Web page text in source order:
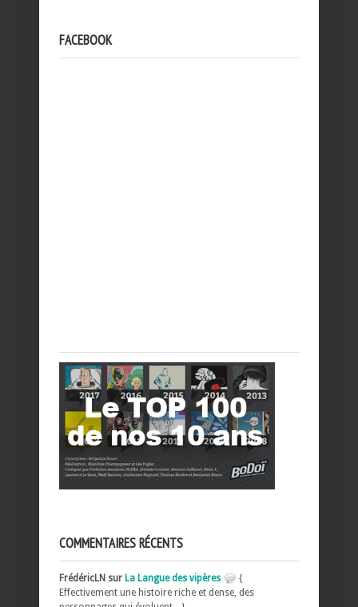
FACEBOOK
COMMENTAIRES RÉCENTS
FrédéricLN sur La Langue des vipères
{
Effectivement une histoire riche et dense, des